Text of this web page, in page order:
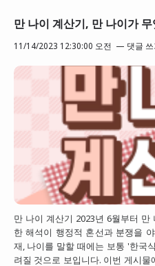
만 나이 계산기, 만 나이가
11/14/2023 12:30:00 오전 댓글
만 나이 계산기 2023년 6월부터
한 해석이 행정적 혼선과 분쟁을
재, 나이를 말할 때에는 보통 '한국
려질 것으로 보입니다. 이번 게시